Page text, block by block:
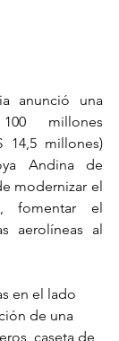
anunció una
millones
14,5 millones)
Andina de
modernizar el
fomentar el
aerolíneas al
en el lado
de una
caseta de